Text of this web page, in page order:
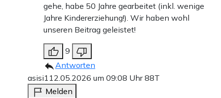
gehe, habe 50 Jahre gearbeitet (inkl. wenige
Jahre Kindererziehung!). Wir haben wohl
unseren Beitrag geleistet!
9
Antworten
asisi1 12.05.2026 um 09:08 Uhr88T
Melden